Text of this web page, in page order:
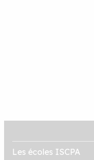
Les écoles ISCPA